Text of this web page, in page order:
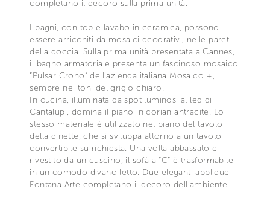
completano il decoro sulla prima unità.
I bagni, con top e lavabo in ceramica, possono
essere arricchiti da mosaici decorativi, nelle pareti
della doccia. Sulla prima unità presentata a Cannes,
il bagno armatoriale presenta un fascinoso mosaico
“Pulsar Crono” dell’azienda italiana Mosaico +,
sempre nei toni del grigio chiaro.
In cucina, illuminata da spot luminosi al led di
Cantalupi, domina il piano in corian antracite. Lo
stesso materiale è utilizzato nel piano del tavolo
della dinette, che si sviluppa attorno a un tavolo
convertibile su richiesta. Una volta abbassato e
rivestito da un cuscino, il sofà a “C” è trasformabile
in un comodo divano letto. Due eleganti applique
Fontana Arte completano il decoro dell’ambiente.